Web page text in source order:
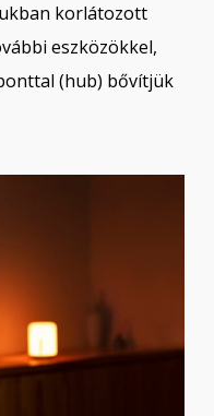
korlátozott
eszközökkel,
(hub) bővítjük